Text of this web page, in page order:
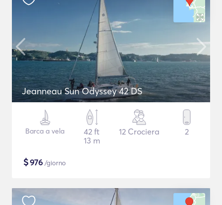
Jeanneau Sun Odyssey 42 DS
Barca a vela
42 ft
13 m
12 Crociera 2
$976 /giorno